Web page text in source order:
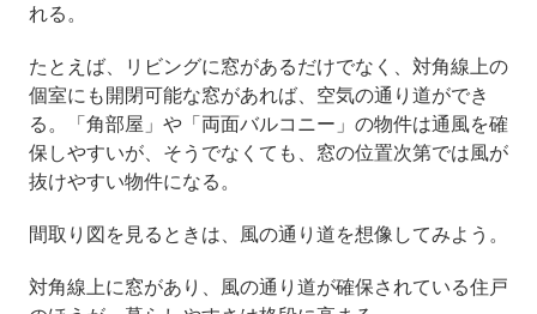
れる。
たとえば、リビングに窓があるだけでなく、対角線上の
個室にも開閉可能な窓があれば、空気の通り道ができ
る。「角部屋」や「両面バルコニー」の物件は通風を確
保しやすいが、そうでなくても、窓の位置次第では風が
抜けやすい物件になる。
間取り図を見るときは、風の通り道を想像してみよう。
対角線上に窓があり、風の通り道が確保されている住戸